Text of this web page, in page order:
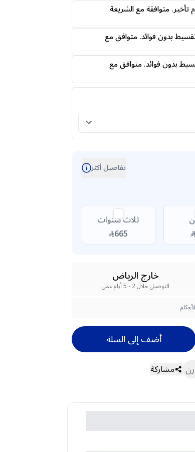
رسوم تأخير. متوافقة مع الشريعة
على 4 دفعات 962.25 تقسيط بدون فوائد. متوافق مع
على 6 دفعات 641.5 تقسيط بدون فوائد. متوافق مع
تفاصيل أكثر
ثلاث سنوات
665
خارج الرياض
التوصيل خلال 2 - 5 أيام عمل
أضف إلى السلة
مشاركة